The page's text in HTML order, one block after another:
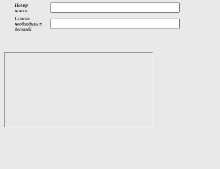
Номер
шасси
Список
необходимых
деталей